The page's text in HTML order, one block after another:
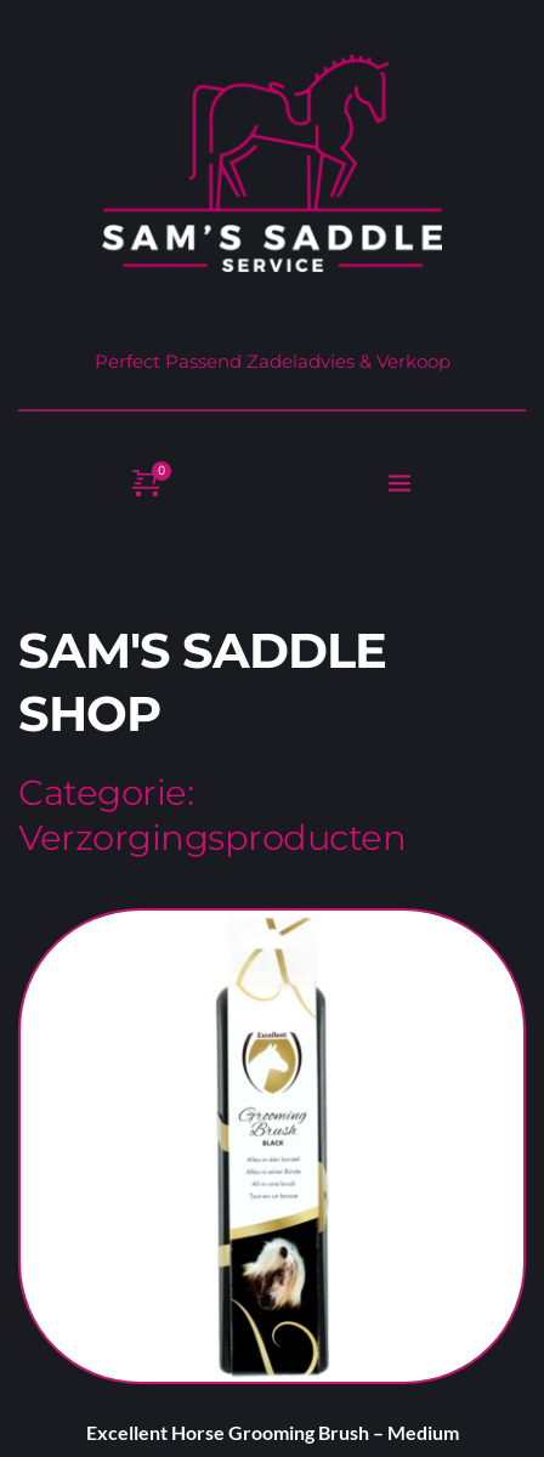
Perfect Passend Zadeladvies & Verkoop
SAM'S SADDLE
SHOP
Categorie:
Verzorgingsproducten
Excellent Horse Grooming Brush – Medium